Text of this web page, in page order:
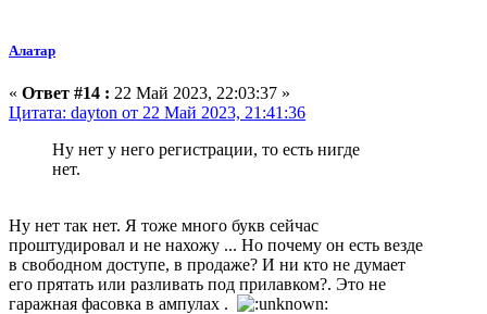
Алатар
« Ответ #14 : 22 Май 2023, 22:03:37 »
Цитата: dayton от 22 Май 2023, 21:41:36
Ну нет у него регистрации, то есть нигде
нет.
Ну нет так нет. Я тоже много букв сейчас
проштудировал и не нахожу ... Но почему он есть везде
в свободном доступе, в продаже? И ни кто не думает
его прятать или разливать под прилавком?. Это не
гаражная фасовка в ампулах .